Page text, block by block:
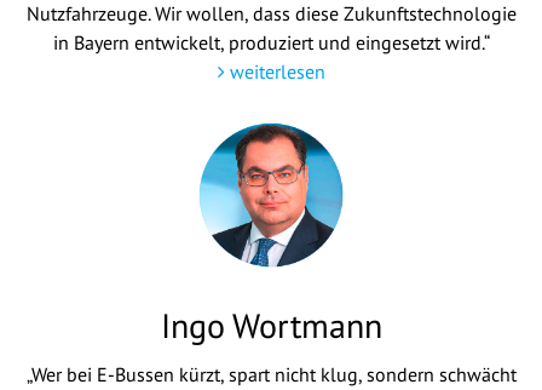
Nutzfahrzeuge. Wir wollen, dass diese Zukunftstechnologie
in Bayern entwickelt, produziert und eingesetzt wird.“
weiterlesen
Ingo Wortmann
„Wer bei E-Bussen kürzt, spart nicht klug, sondern schwächt